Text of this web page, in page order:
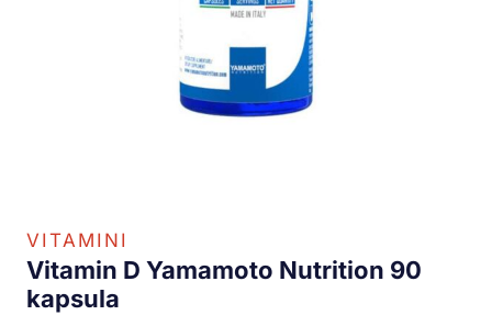
VITAMINI
Vitamin D Yamamoto Nutrition 90
kapsula